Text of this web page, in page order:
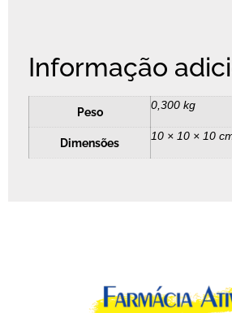
Informação
Peso 0,300 kg
Dimensões 10 × 10 × 10